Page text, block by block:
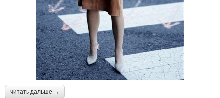
читать дальше →